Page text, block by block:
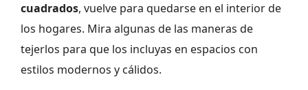
cuadrados, vuelve para quedarse en el interior de
los hogares. Mira algunas de las maneras de
tejerlos para que los incluyas en espacios con
estilos modernos y cálidos.